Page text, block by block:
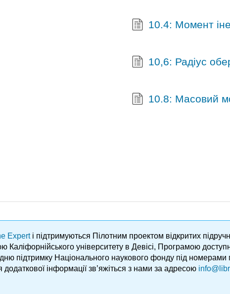
10.4: Момент
10,6: Радіус
10.8: Масовий
Expert і підтримуються Пілотним проектом відкритих
Каліфорнійського університету в Девісі, Програмою
підтримку Національного наукового фонду під номерами
інформації зв’яжіться з нами за адресою